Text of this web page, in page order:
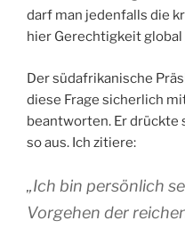
darf man jedenfalls die
hier Gerechtigkeit
Der südafrikanische
diese Frage sicherlich
beantworten. Er drückte
so aus. Ich zitiere:
„Ich bin persönlich
Vorgehen der